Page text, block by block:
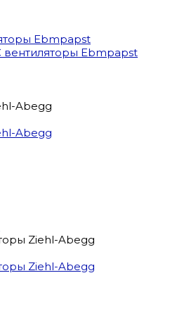
Ebmpapst
Ebmpapst
Abegg
Abegg
Ziehl-Abegg
Ziehl-Abegg